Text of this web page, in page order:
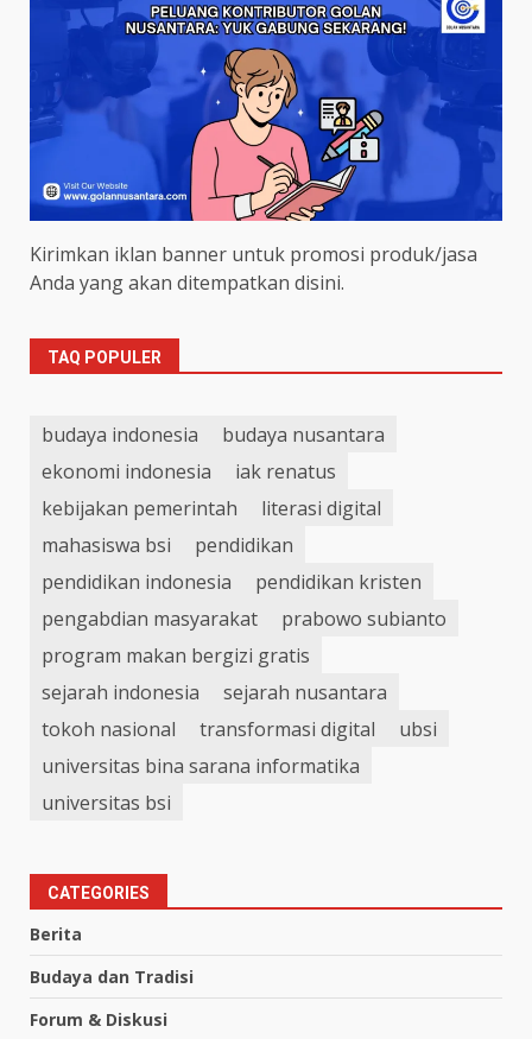
Kirimkan iklan banner untuk promosi produk/jasa
Anda yang akan ditempatkan disini.
TAQ POPULER
budaya indonesia
budaya nusantara
ekonomi indonesia
iak renatus
kebijakan pemerintah
literasi digital
mahasiswa bsi
pendidikan
pendidikan indonesia
pendidikan kristen
pengabdian masyarakat
prabowo subianto
program makan bergizi gratis
sejarah indonesia
sejarah nusantara
tokoh nasional
transformasi digital
ubsi
universitas bina sarana informatika
universitas bsi
CATEGORIES
Berita
Budaya dan Tradisi
Forum & Diskusi